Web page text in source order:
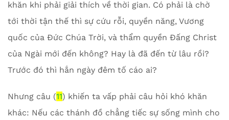
khăn khi phải giải thích về thời gian. Có phải là chờ
tới thời tận thế thì sự cứu rỗi, quyền năng, Vương
quốc của Đức Chúa Trời, và thẩm quyền Đấng Christ
của Ngài mới đến không? Hay là đã đến từ lâu rồi?
Trước đó thì hắn ngày đêm tố cáo ai?
Nhưng câu (11) khiến ta vấp phải câu hỏi khó khăn
khác: Nếu các thánh đồ chẳng tiếc sự sống mình cho